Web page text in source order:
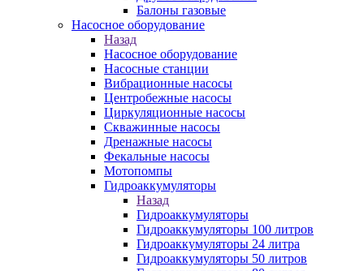
Балоны газовые
Насосное оборудование
Назад
Насосное оборудование
Насосные станции
Вибрационные насосы
Центробежные насосы
Циркуляционные насосы
Скважинные насосы
Дренажные насосы
Фекальные насосы
Мотопомпы
Гидроаккумуляторы
Назад
Гидроаккумуляторы
Гидроаккумуляторы 100 литров
Гидроаккумуляторы 24 литра
Гидроаккумуляторы 50 литров